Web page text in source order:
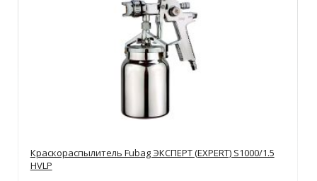
Краскораспылитель Fubag ЭКСПЕРТ (EXPERT) S1000/1.5
HVLP